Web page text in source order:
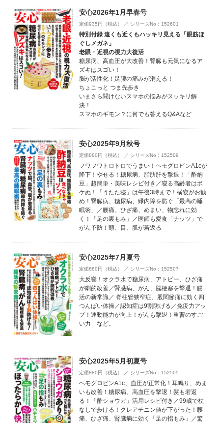
安心2026年1月早春号
定価935円（税込） ／ シリーズNo：152601
特別付録 遠くも近くもハッキリ見える「眼筋ほ
ぐしメガネ」
老眼・近視の視力大復活
糖尿病、高血圧が大改善！腎臓も元気になるア
ズキはスゴい！
脳が活性化！足腰の痛みが消える！
ちょこっと つま先歩き
いまさら聞けないスマホの悩みがスッキリ解
決！
スマホのギモン？に何でも答えるQ&Aなど
安心2025年9月秋号
定価880円（税込） ／ シリーズNo：152509
フワフワトロトロでうまい！ヘモグロビンA1cが
降下！やせる！糖尿病、脂肪肝を撃退！「酢納
豆」超簡単・美味レシピ付き／寝る高齢者はボ
ケぬ！「うたた寝」は午後3時まで！横寝がお勧
め！腎臓病、糖尿病、緑内障を防ぐ「最高の睡
眠術」／腰痛、ひざ痛、めまい、物忘れに効
く！「足の裏もみ」／医師も愛食「ナッツ」で
がん予防！頭、目、肌が若返る
安心2025年7月夏号
定価880円（税込） ／ シリーズNo：152507
大反響！オクラ水で糖尿病、アトピー、ひざ痛
が劇的改善／腎臓病、がん、脳梗塞を撃退！腸
活の新常識／ 脊柱管狭窄症、股関節痛に効く四
つんばい体操／認知症は9割防げる／免疫力アッ
プ！運動能力が向上！がんも撃退！重曹のすご
い力 など。
安心2025年5月初夏号
定価880円（税込） ／ シリーズNo：152505
ヘモグロビンA1c、血圧が正常化！耳鳴り、めま
いも改善！糖尿病、高血圧を撃退！髪も若返
る！「酢ショウガ」活用レシピ付き／99歳で杖
なしで歩ける！クレアチニン値が下がった！腰
痛、ひざ痛、腎臓病に効く「足の指もみ」／驚